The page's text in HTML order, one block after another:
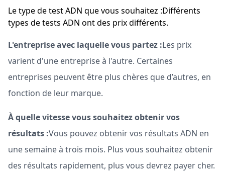
Le type de test ADN que vous souhaitez :Différents
types de tests ADN ont des prix différents.
L'entreprise avec laquelle vous partez :Les prix
varient d'une entreprise à l'autre. Certaines
entreprises peuvent être plus chères que d’autres, en
fonction de leur marque.
À quelle vitesse vous souhaitez obtenir vos
résultats :Vous pouvez obtenir vos résultats ADN en
une semaine à trois mois. Plus vous souhaitez obtenir
des résultats rapidement, plus vous devrez payer cher.